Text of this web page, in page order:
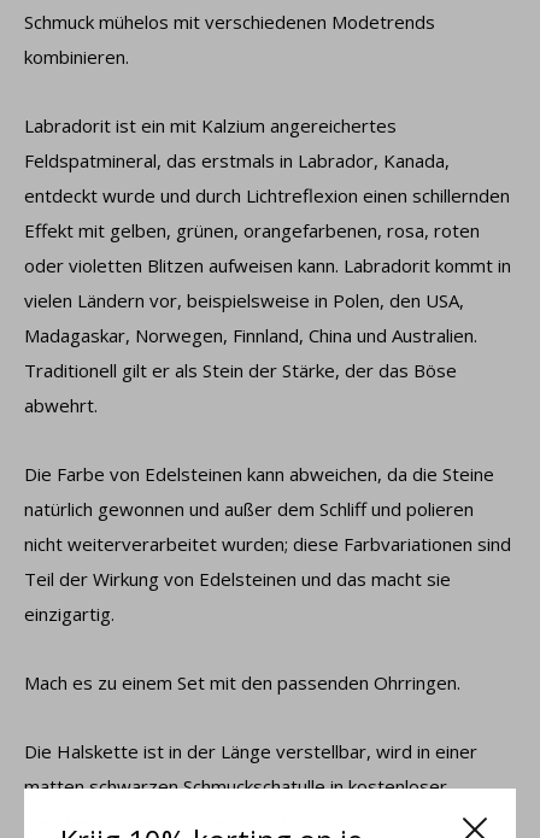
Schmuck mühelos mit verschiedenen Modetrends
kombinieren.
Labradorit ist ein mit Kalzium angereichertes
Feldspatmineral, das erstmals in Labrador, Kanada,
entdeckt wurde und durch Lichtreflexion einen schillernden
Effekt mit gelben, grünen, orangefarbenen, rosa, roten
oder violetten Blitzen aufweisen kann. Labradorit kommt in
vielen Ländern vor, beispielsweise in Polen, den USA,
Madagaskar, Norwegen, Finnland, China und Australien.
Traditionell gilt er als Stein der Stärke, der das Böse
abwehrt.
Die Farbe von Edelsteinen kann abweichen, da die Steine ​​
natürlich gewonnen und außer dem Schliff und polieren
nicht weiterverarbeitet wurden; diese Farbvariationen sind
Teil der Wirkung von Edelsteinen und das macht sie
einzigartig.
Mach es zu einem Set mit den passenden Ohrringen.
Die Halskette ist in der Länge verstellbar, wird in einer
matten schwarzen Schmuckschatulle in kostenloser